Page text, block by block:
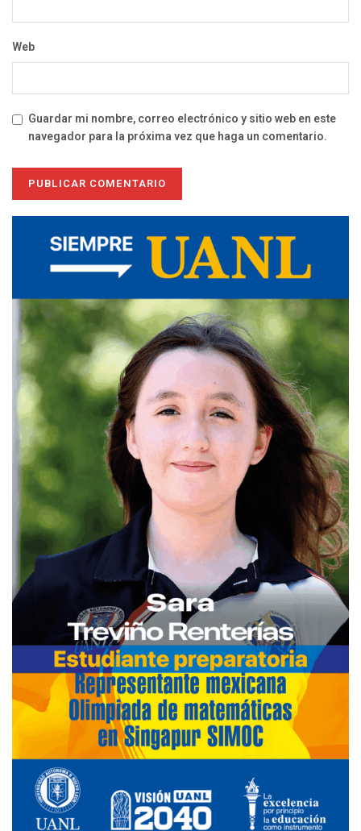
Web
Guardar mi nombre, correo electrónico y sitio web en este
navegador para la próxima vez que haga un comentario.